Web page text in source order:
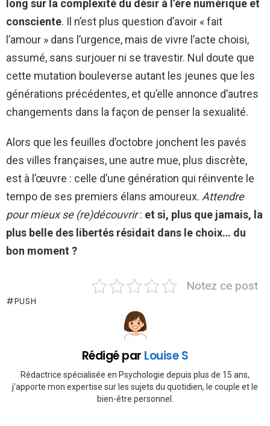
long sur la complexité du désir à l’ère numérique et
consciente. Il n’est plus question d’avoir « fait
l’amour » dans l’urgence, mais de vivre l’acte choisi,
assumé, sans surjouer ni se travestir. Nul doute que
cette mutation bouleverse autant les jeunes que les
générations précédentes, et qu’elle annonce d’autres
changements dans la façon de penser la sexualité.
Alors que les feuilles d’octobre jonchent les pavés
des villes françaises, une autre mue, plus discrète,
est à l’œuvre : celle d’une génération qui réinvente le
tempo de ses premiers élans amoureux. Attendre
pour mieux se (re)découvrir: et si, plus que jamais, la
plus belle des libertés résidait dans le choix… du
bon moment ?
Notez ce post
PUSH
Rédigé par Louise S
Rédactrice spécialisée en Psychologie depuis plus de 15 ans,
j'apporte mon expertise sur les sujets du quotidien, le couple et le
bien-être personnel.